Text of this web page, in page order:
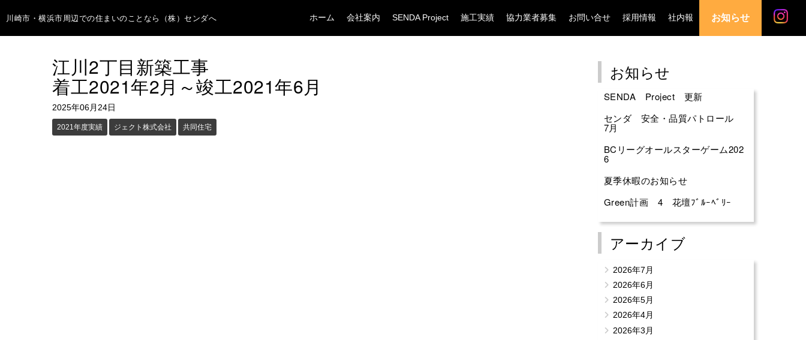
川崎市・横浜市周辺での住まいのことなら（株）センダへ ホーム 会社案内 SENDA Project 施工実績 協力業者募集 お問い合せ 採用情報 社内報 お知らせ
江川2丁目新築工事
着工2021年2月～竣工2021年6月
2025年06月24日
2021年度実績 ジェクト株式会社 共同住宅
お知らせ
SENDA Project 更新
センダ 安全・品質パトロール
7月
BCリーグオールスターゲーム202
6
夏季休暇のお知らせ
Green計画 4 花壇ﾌﾞﾙｰﾍﾞﾘｰ
アーカイブ
2026年7月
2026年6月
2026年5月
2026年4月
2026年3月